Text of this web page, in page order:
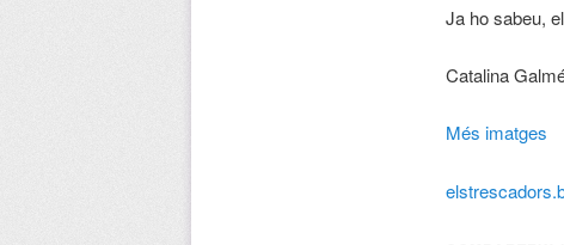
Ja ho sabeu,
Catalina
Més imatges